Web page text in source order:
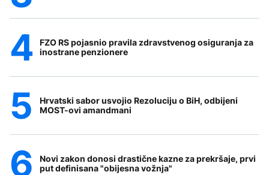
FZO RS pojasnio pravila zdravstvenog osiguranja za
inostrane penzionere
Hrvatski sabor usvojio Rezoluciju o BiH, odbijeni
MOST-ovi amandmani
Novi zakon donosi drastične kazne za prekršaje, prvi
put definisana "obijesna vožnja"